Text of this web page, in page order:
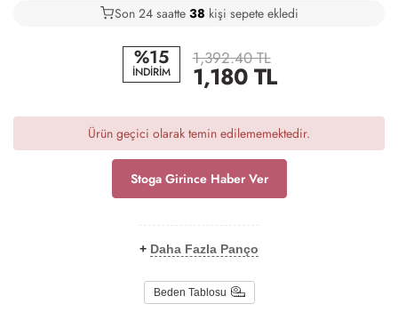
19
Son 24 saatte 40 kişi sepete ekledi
13
%15
İNDİRİM
1,392.40 TL
1,180TL
Ürün geçici olarak temin edilememektedir.
Stoga Girince Haber Ver
+ Daha Fazla Panço
Beden Tablosu